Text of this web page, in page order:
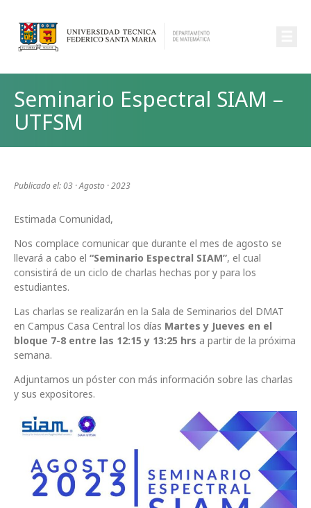
Seminario Espectral SIAM –
UTFSM
Publicado el: 03 · Agosto · 2023
Estimada Comunidad,
Nos complace comunicar que durante el mes de agosto se
llevará a cabo el “Seminario Espectral SIAM”, el cual
consistirá de un ciclo de charlas hechas por y para los
estudiantes.
Las charlas se realizarán en la Sala de Seminarios del DMAT
en Campus Casa Central los días Martes y Jueves en el
bloque 7-8 entre las 12:15 y 13:25 hrs a partir de la próxima
semana.
Adjuntamos un póster con más información sobre las charlas
y sus expositores.